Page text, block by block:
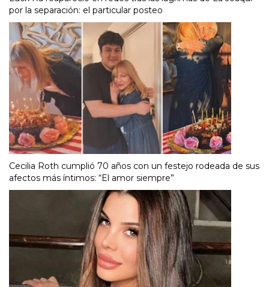
por la separación: el particular posteo
Cecilia Roth cumplió 70 años con un festejo rodeada de sus
afectos más íntimos: “El amor siempre”